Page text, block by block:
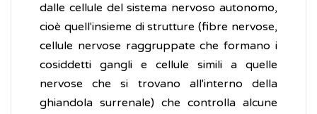
dalle cellule del sistema nervoso autonomo,
cioè quell'insieme di strutture (fibre nervose,
cellule nervose raggruppate che formano i
cosiddetti gangli e cellule simili a quelle
nervose che si trovano all'interno della
ghiandola surrenale) che controlla alcune